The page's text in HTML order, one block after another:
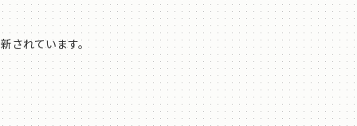
されています。